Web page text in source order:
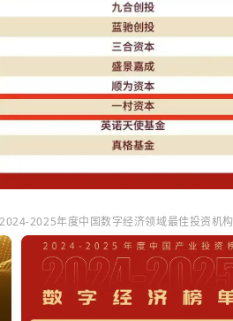
2024-2025年度中国数字经济领域最佳投资机构